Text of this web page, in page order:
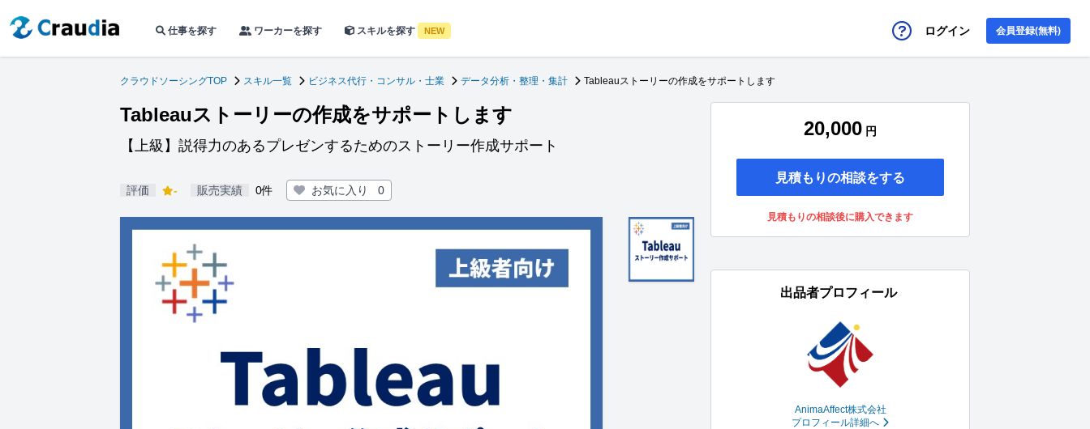
仕事を探す ワーカーを探す スキルを探す NEW ログイン 会員登録(無料)
クラウドソーシングTOP スキル一覧 ビジネス代行・コンサル・士業 データ分析・整理・集計 Tableauストーリーの作成をサポートします
Tableauストーリーの作成をサポートします
【上級】説得力のあるプレゼンするためのストーリー作成サポート
評価 - 販売実績 0件 お気に入り 0
20,000 円
見積もりの相談をする
見積もりの相談後に購入できます
出品者プロフィール
AnimaAffect株式会社
プロフィール詳細へ